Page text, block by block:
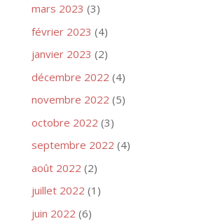
mars 2023 (3)
février 2023 (4)
janvier 2023 (2)
décembre 2022 (4)
novembre 2022 (5)
octobre 2022 (3)
septembre 2022 (4)
août 2022 (2)
juillet 2022 (1)
juin 2022 (6)